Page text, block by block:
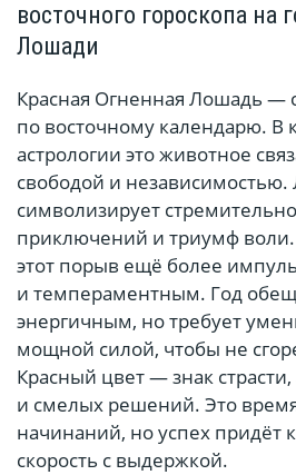
восточного гороскопа на
Лошади
Красная Огненная Лошадь —
по восточному календарю. В
астрологии это животное
свободой и
символизирует
приключений и триумф воли.
этот порыв ещё более
и темпераментным. Год
энергичным, но требует
мощной силой, чтобы не
Красный цвет — знак страсти,
и смелых решений. Это
начинаний, но успех придёт
скорость с выдержкой.